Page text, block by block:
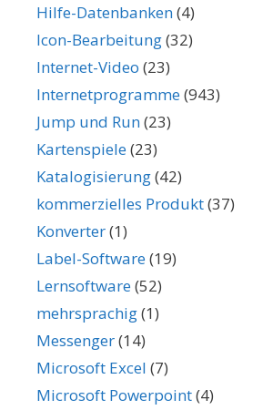
Hilfe-Datenbanken(4)
Icon-Bearbeitung(32)
Internet-Video (23)
Internetprogramme(943)
Jump und Run(23)
Kartenspiele(23)
Katalogisierung(42)
kommerzielles Produkt(37)
Konverter(1)
Label-Software(19)
Lernsoftware(52)
mehrsprachig(1)
Messenger(14)
Microsoft Excel (7)
Microsoft Powerpoint(4)